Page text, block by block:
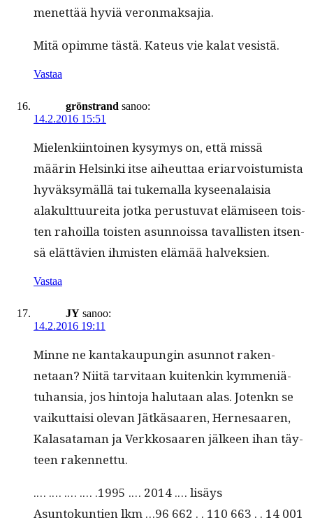
menet­tää hyviä veronmaksajia.
Mitä opimme tästä. Kateus vie kalat vesistä.
Vastaa
grönstrand sanoo:
14.2.2016 15:51
Mie­lenki­in­toinen kysymys on, että mis­sä
määrin Helsin­ki itse aiheut­taa eri­ar­vois­tu­mista
hyväksymäl­lä tai tuke­mal­la kyseenalaisia
alakult­tuure­i­ta jot­ka perus­tu­vat elämiseen tois­
t­en rahoil­la tois­t­en asun­nois­sa taval­lis­ten itsen­
sä elät­tävien ihmis­ten elämää halveksien.
Vastaa
JY sanoo:
14.2.2016 19:11
Minne ne kan­takaupun­gin asun­not raken­
netaan? Niitä tarvi­taan kuitenkin kym­meniä­
tuhan­sia, jos hin­to­ja halu­taan alas. Jotenkn se
vaikut­taisi ole­van Jätkäsaaren, Her­ne­saaren,
Kalasa­ta­man ja Verkkosaaren jäl­keen ihan täy­
teen rakennettu.
.… .… .… .… .1995 .… 2014 .… lisäys
Asun­tokun­tien lkm …96 662 . . 110 663 . . 14 001